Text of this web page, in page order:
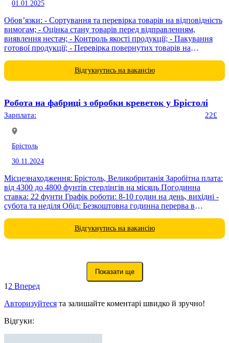
01.01.2025
Обов’язки: - Сортування та перевірка товарів на відповідність
вимогам; - Оцінка стану товарів перед відправленням,
виявлення нестач; - Контроль якості продукції; - Пакування
готової продукції; - Перевірка повернутих товарів на
Відгукнутись на вакансію
Робота на фабриці з обробки креветок у Брістолі
Зарплата: 22£
Брістоль
30.11.2024
Місцезнаходження: Брістоль, Великобританія Заробітна плата:
від 4300 до 4800 фунтів стерлінгів на місяць Погодинна
ставка: 22 фунти Графік роботи: 8-10 годин на день, вихідні -
субота та неділя Обід: Безкоштовна годинна перерва в
Відгукнутись на вакансію
Показати ще
1 2 Вперед
Авторизуйтеся та залишайте коментарі швидко й зручно!
Відгуки: